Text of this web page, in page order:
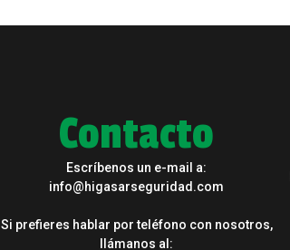
Contacto
Escríbenos un e-mail a:
info@higasarseguridad.com
Si prefieres hablar por teléfono con nosotros,
llámanos al: